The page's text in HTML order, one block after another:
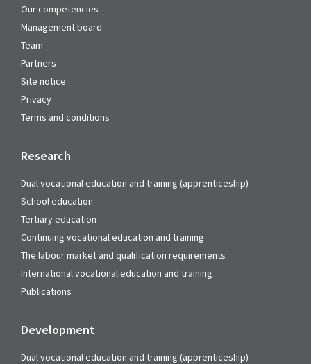
Our competencies
Management board
Team
Partners
Site notice
Privacy
Terms and conditions
Research
Dual vocational education and training (apprenticeship)
School education
Tertiary education
Continuing vocational education and training
The labour market and qualification requirements
International vocational education and training
Publications
Development
Dual vocational education and training (apprenticeship)